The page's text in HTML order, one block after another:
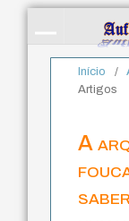
Início /
Artigos
A